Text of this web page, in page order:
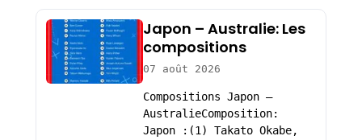
Japon – Australie: Les
compositions
07 août 2026
Compositions Japon –
AustralieComposition:
Japon :(1) Takato Okabe,